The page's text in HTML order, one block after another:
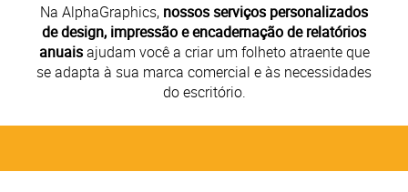
Na AlphaGraphics, nossos serviços personalizados
de design, impressão e encadernação de relatórios
anuaisajudam você a criar um folheto atraente que
se adapta à sua marca comercial e às necessidades
do escritório.